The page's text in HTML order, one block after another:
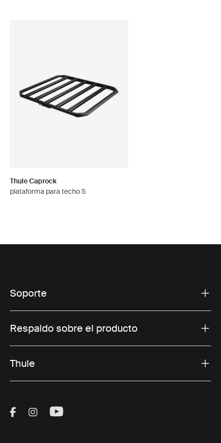
Thule Caprock
plataforma para techo S
Soporte
Respaldo sobre el producto
Thule
Visit Thule on Facebook (external link)
Visit Thule on Instagram (external link)
Visit Thule on Youtube (external